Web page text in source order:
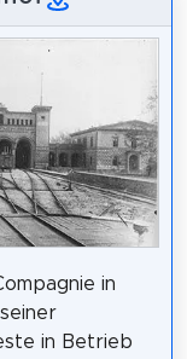
in
in Betrieb